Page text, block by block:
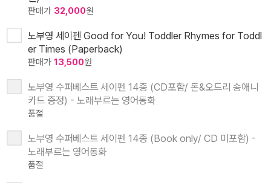
판매가 32,000원
노부영 세이펜 Good for You! Toddler Rhymes for Toddl
er Times (Paperback)
판매가 13,500원
노부영 수퍼베스트 세이펜 14종 (CD포함/ 돈&오드리 송애니
카드 증정) - 노래부르는 영어동화
품절
노부영 수퍼베스트 세이펜 14종 (Book only/ CD 미포함) -
노래부르는 영어동화
품절